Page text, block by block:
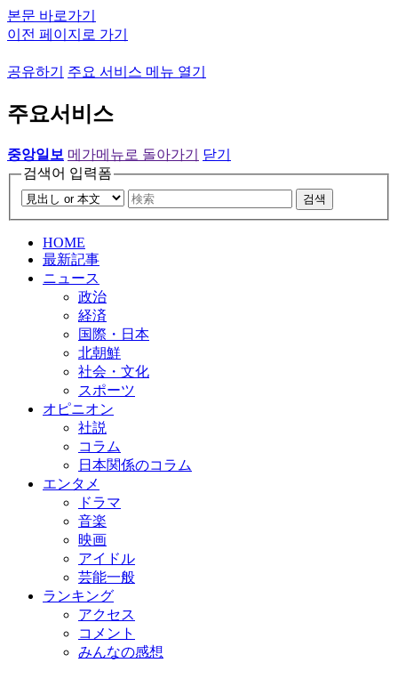
본문 바로가기
이전 페이지로 가기
공유하기 주요 서비스 메뉴 열기
주요서비스
중앙일보 메가메뉴로 돌아가기
닫기
검색어 입력폼
검색
HOME
最新記事
ニュース
政治
経済
国際・日本
北朝鮮
社会・文化
スポーツ
オピニオン
社説
コラム
日本関係のコラム
エンタメ
ドラマ
音楽
映画
アイドル
芸能一般
ランキング
アクセス
コメント
みんなの感想